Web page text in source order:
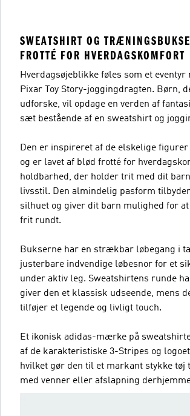
SWEATSHIRT OG
FROTTÉ FOR HVERDAGSKOMFORT
Hverdagsøjeblikke føles som et eventyr
Pixar Toy Story-joggingdragten. Børn,
udforske, vil opdage en verden af
sæt bestående af en sweatshirt og
Den er inspireret af de elskelige figurer
og er lavet af blød frotté for
holdbarhed, der holder trit med dit
livsstil. Den almindelig pasform
silhuet og giver dit barn mulighed for
frit rundt.
Bukserne har en strækbar løbegang i
justerbare indvendige løbesnor for et
under aktiv leg. Sweatshirtens runde
giver den et klassisk udseende, mens
tilføjer et legende og livligt touch.
Et ikonisk adidas-mærke på
af de karakteristiske 3-Stripes og
hvilket gør den til et markant stykke tøj
med venner eller afslapning